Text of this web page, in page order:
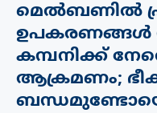
മെൽബണിൽ
ഉപകരണങ്ങൾ
കമ്പനിക്ക്
ആക്രമണം;